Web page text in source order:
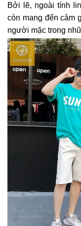
Bởi lẽ, ngoài tính
còn mang đến cảm
người mặc trong